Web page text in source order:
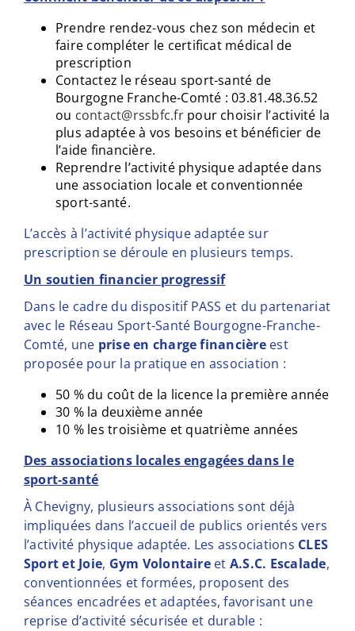
Prendre rendez-vous chez son médecin et
faire compléter le certificat médical de
prescription
Contactez le réseau sport-santé de
Bourgogne Franche-Comté : 03.81.48.36.52
ou contact@rssbfc.frpour choisir l’activité la
plus adaptée à vos besoins et bénéficier de
l’aide financière.
Reprendre l’activité physique adaptée dans
une association locale et conventionnée
sport-santé.
L’accès à l’activité physique adaptée sur
prescription se déroule en plusieurs temps.
Un soutien financier progressif
Dans le cadre du dispositif PASS et du partenariat
avec le Réseau Sport-Santé Bourgogne-Franche-
Comté, une prise en charge financièreest
proposée pour la pratique en association :
50 % du coût de la licence la première année
30 % la deuxième année
10 % les troisième et quatrième années
Des associations locales engagées dans le
sport-santé
À Chevigny, plusieurs associations sont déjà
impliquées dans l’accueil de publics orientés vers
l’activité physique adaptée. Les associations CLES
Sport et Joie, Gym Volontaireet A.S.C. Escalade,
conventionnées et formées, proposent des
séances encadrées et adaptées, favorisant une
reprise d’activité sécurisée et durable :